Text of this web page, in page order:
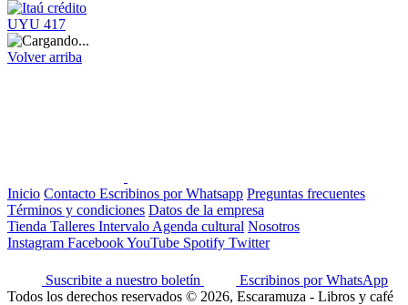
UYU 417
Volver arriba
Inicio Contacto Escribinos por Whatsapp Preguntas frecuentes
Términos y condiciones Datos de la empresa
Tienda Talleres Intervalo Agenda cultural Nosotros
Instagram FacebookYouTube Spotify Twitter
Suscribite a nuestro boletín
Escribinos por WhatsApp
Todos los derechos reservados © 2026, Escaramuza - Libros y café